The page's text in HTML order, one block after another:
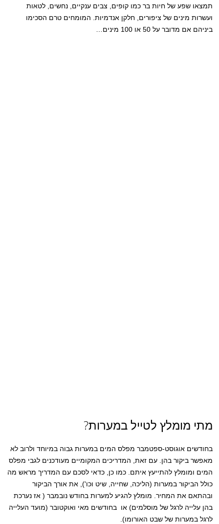
תמצאו שפע של חיות בר כמו קופים, צבים ענקיים, נחשים, לטאות
ועשרות מינים של ציפורים, חלקן אנדמיות. המומחים טרם הסכימו
ביניהם אם מדובר על 50 או 100 מינים…
מתי מומלץ לטייל במערות?
בחודשים אוגוסט-ספטמבר מפלס המים במערות גבוה במיוחד ולרוב לא
מאפשר ביקור בהן. עם זאת, המדריכים המקומיים מעודכנים לגבי מפלס
המים ומומלץ להתייעץ איתם. כמו כן, כדאי לסכם עם המדריך מראש מה
כולל הביקור במערות (הליכה, שחייה, שיט וכו'), את אורך הביקור
ובהתאם את המחיר. מומלץ להגיע למערות בחודש נובמבר ( אז נערכת
בהן עלייה לרגל של מוסלמים) או בחודשים מאי ואוקטובר (מועד העלייה
לרגל במערות של שבט האורומו).